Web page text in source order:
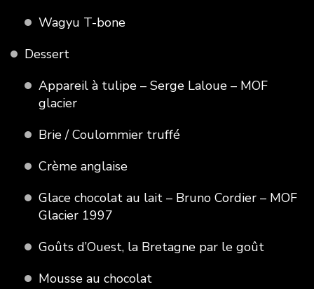
Wagyu T-bone
Dessert
Appareil à tulipe – Serge Laloue – MOF
glacier
Brie / Coulommier truffé
Crème anglaise
Glace chocolat au lait – Bruno Cordier – MOF
Glacier 1997
Goûts d’Ouest, la Bretagne par le goût
Mousse au chocolat